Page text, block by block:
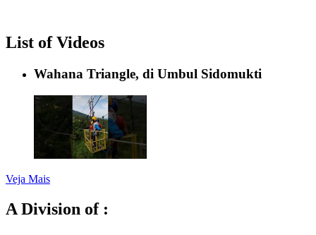
List of Videos
Wahana Triangle, di Umbul Sidomukti
Veja Mais
A Division of :